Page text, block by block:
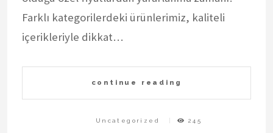
Farklı kategorilerdeki ürünlerimiz, kaliteli
içerikleriyle dikkat…
continue reading
Uncategorized 245